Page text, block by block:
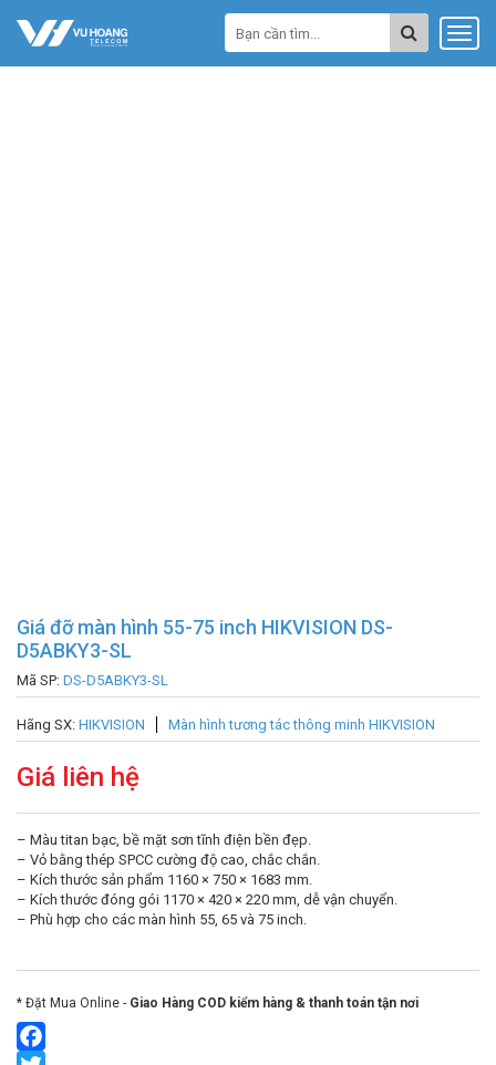
Giá đỡ màn hình 55-75 inch HIKVISION DS-
D5ABKY3-SL
Mã SP: DS-D5ABKY3-SL
Hãng SX: HIKVISION Màn hình tương tác thông minh HIKVISION
Giá liên hệ
– Màu titan bạc, bề mặt sơn tĩnh điện bền đẹp.
– Vỏ bằng thép SPCC cường độ cao, chắc chắn.
– Kích thước sản phẩm 1160 × 750 × 1683 mm.
– Kích thước đóng gói 1170 × 420 × 220 mm, dễ vận chuyển.
– Phù hợp cho các màn hình 55, 65 và 75 inch.
* Đặt Mua Online - Giao Hàng COD kiểm hàng & thanh toán tận nơi